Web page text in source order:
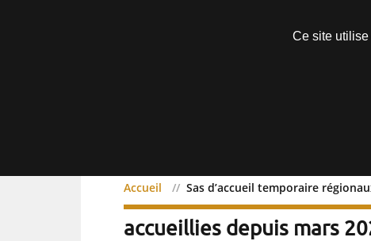
Accueil Sas d’accueil temporaire
Sas d’accueil temporaire
accueillies depuis mars
Ce site